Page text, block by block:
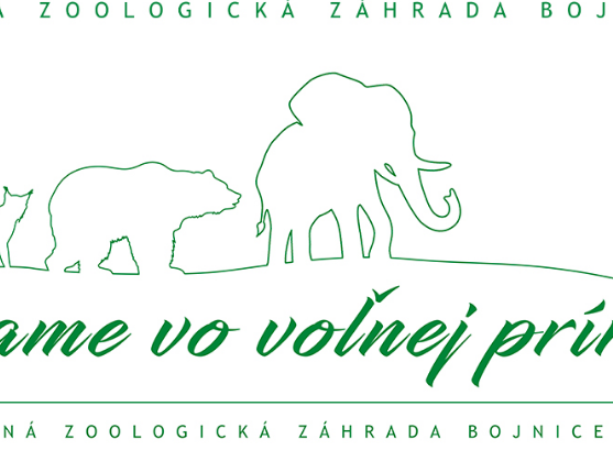
nájdete aj v našej zoo? Adoptujte ho!Adopcia je vhodná nielen pre
Stačí si pozrieť zoznam zvierat a vybrať si svojho zvieracieho obľúbenca.
ktoré si chcete adoptovať, ale viete, že ho v našej zoo nájdete, stačí
sa dozviete
alebo permanentku?
Potom si zvoľte darčekovú poukážku.
zoo a zároveň bude mať obdarovaný nezabudnuteľné spomienky z
poukážkach sa dozviete
tu.